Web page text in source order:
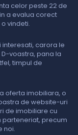
celor peste 22 de
a evalua corect
vindeti.
interesati, carora le
voastra, pana la
timpul de
oferta imobiliara, o
de website-uri
de imobiliare cu
parteneriat, precum
noi.